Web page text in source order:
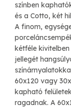
színben
és a Cotto, két
A finom,
kétféle
jellegét
60x120 vagy
kapható
ragadnak. A